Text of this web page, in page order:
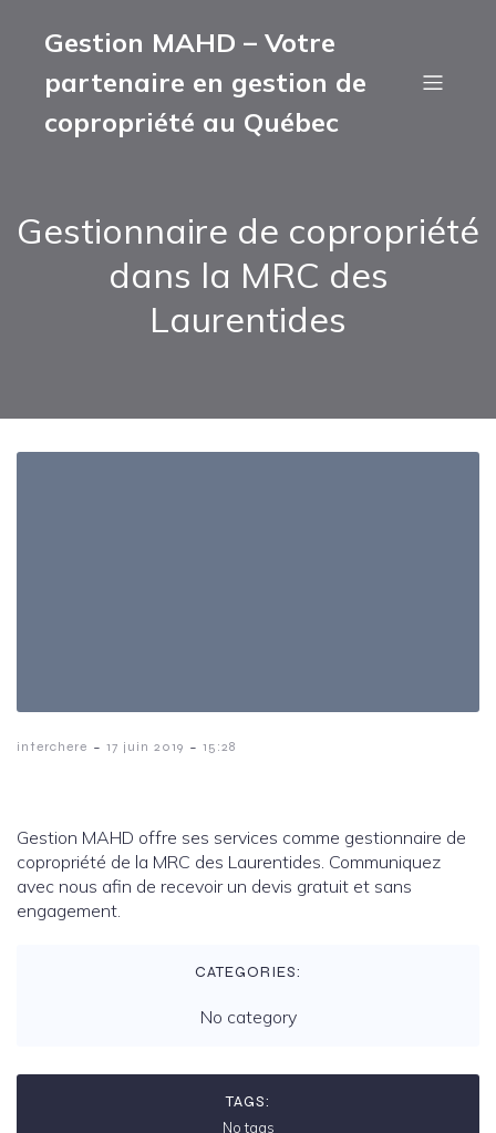
Gestion MAHD – Votre
partenaire en gestion de
copropriété au Québec
Gestionnaire de copropriété
dans la MRC des
Laurentides
interchere - 17 juin 2019 - 15:28
Gestion MAHD offre ses services comme gestionnaire de
copropriété de la MRC des Laurentides. Communiquez
avec nous afin de recevoir un devis gratuit et sans
engagement.
CATEGORIES:
No category
TAGS:
No tags